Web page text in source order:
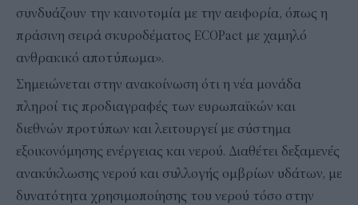
συνδυάζουν την καινοτομία με την αειφορία, όπως η
πράσινη σειρά σκυροδέματος ECOPact με χαμηλό
ανθρακικό αποτύπωμα».
Σημειώνεται στην ανακοίνωση ότι η νέα μονάδα
πληροί τις προδιαγραφές των ευρωπαϊκών και
διεθνών προτύπων και λειτουργεί με σύστημα
εξοικονόμησης ενέργειας και νερού. Διαθέτει δεξαμενές
ανακύκλωσης νερού και συλλογής ομβρίων υδάτων, με
δυνατότητα χρησιμοποίησης του νερού τόσο στην